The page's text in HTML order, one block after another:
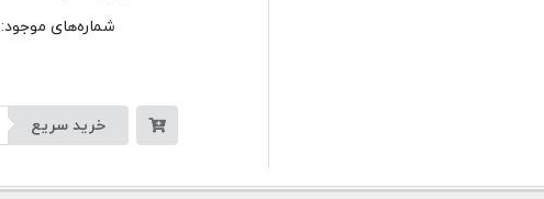
شماره‌های موجود: 2162
خرید سریع